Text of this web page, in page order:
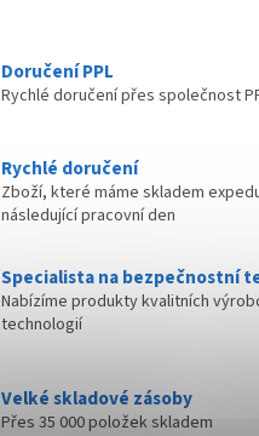
Doručení PPL
Rychlé doručení přes společnost
Rychlé doručení
Zboží, které máme skladem
následující pracovní den
Specialista na bezpečnostní
Nabízíme produkty kvalitních
technologií
Velké skladové zásoby
Přes 35 000 položek skladem